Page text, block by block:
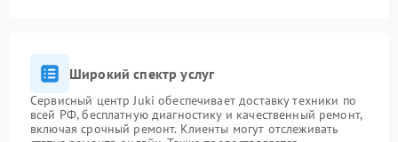
Широкий спектр услуг
Сервисный центр Juki обеспечивает доставку техники по
всей РФ, бесплатную диагностику и качественный ремонт,
включая срочный ремонт. Клиенты могут отслеживать